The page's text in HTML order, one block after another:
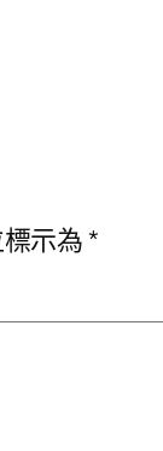
示為*